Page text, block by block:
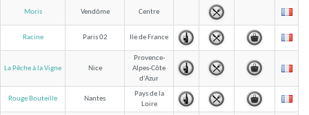
Moris Vendôme Centre
Racine Paris 02 Ile de France
La Pêche à la Vigne Nice
Provence-
Alpes-Côte
d'Azur
Rouge Bouteille Nantes
Pays de la
Loire